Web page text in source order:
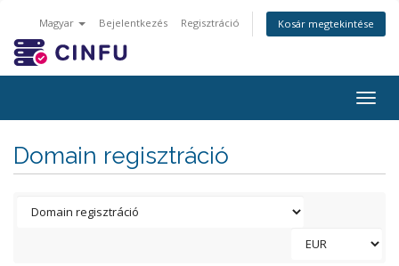
Magyar Bejelentkezés Regisztráció Kosár megtekintése
Domain regisztráció